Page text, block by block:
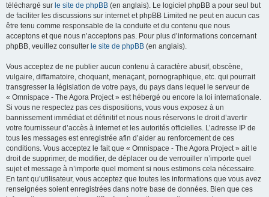
téléchargé sur le site de phpBB (en anglais). Le logiciel phpBB a pour seul but
de faciliter les discussions sur internet et phpBB Limited ne peut en aucun cas
être tenu comme responsable de la conduite et du contenu que nous
acceptons et que nous n’acceptons pas. Pour plus d’informations concernant
phpBB, veuillez consulter le site de phpBB (en anglais).
Vous acceptez de ne publier aucun contenu à caractère abusif, obscène,
vulgaire, diffamatoire, choquant, menaçant, pornographique, etc. qui pourrait
transgresser la législation de votre pays, du pays dans lequel le serveur de
« Omnispace - The Agora Project » est hébergé ou encore la loi internationale.
Si vous ne respectez pas ces dispositions, vous vous exposez à un
bannissement immédiat et définitif et nous nous réservons le droit d’avertir
votre fournisseur d’accès à internet et les autorités officielles. L’adresse IP de
tous les messages est enregistrée afin d’aider au renforcement de ces
conditions. Vous acceptez le fait que « Omnispace - The Agora Project » ait le
droit de supprimer, de modifier, de déplacer ou de verrouiller n’importe quel
sujet et message à n’importe quel moment si nous estimons cela nécessaire.
En tant qu’utilisateur, vous acceptez que toutes les informations que vous avez
renseignées soient enregistrées dans notre base de données. Bien que ces